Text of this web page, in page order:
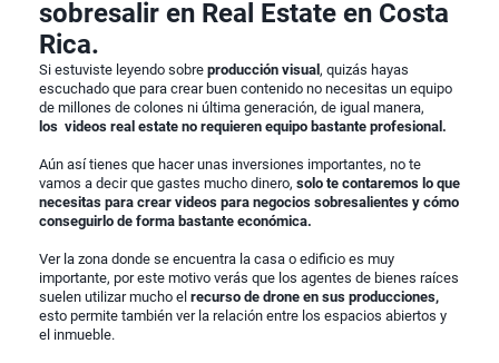
sobresalir en Real Estate en Costa
Rica.
Si estuviste leyendo sobre producción visual , quizás hayas
escuchado que para crear buen contenido no necesitas un equipo
de millones de colones ni última generación, de igual manera,
los videos real estate no requieren equipo bastante profesional.
Aún así tienes que hacer unas inversiones importantes, no te
vamos a decir que gastes mucho dinero, solo te contaremos lo que
necesitas para crear videos para negocios sobresalientes y cómo
conseguirlo de forma bastante económica.
Ver la zona donde se encuentra la casa o edificio es muy
importante, por este motivo verás que los agentes de bienes raíces
suelen utilizar mucho el recurso de drone en sus producciones,
esto permite también ver la relación entre los espacios abiertos y
el inmueble.